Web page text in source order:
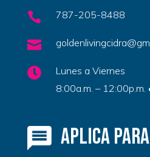
 787-205-8488


Lunes a Viernes
8:00a.m. – 12:00p.m.
Aplica